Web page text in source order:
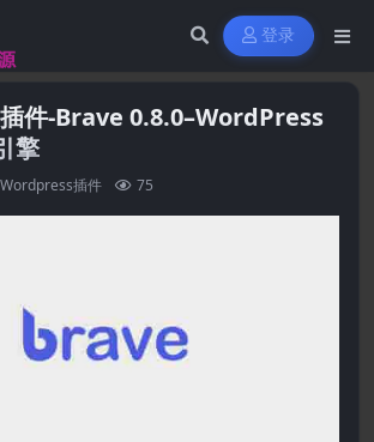
登录
件-Brave 0.8.0–WordPress
擎
Wordpress插件 75